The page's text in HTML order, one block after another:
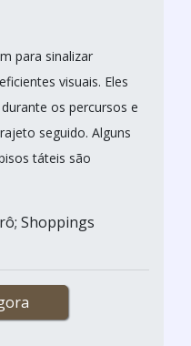
para sinalizar
visuais. Eles
os percursos e
seguido. Alguns
táteis são
Shoppings